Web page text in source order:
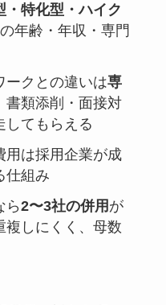
・特化型・ハイク
年齢・年収・専門
ークとの違いは専
書類添削・面接対
してもらえる
用は採用企業が成
仕組み
ら2〜3社の併用 が
複しにくく、母数